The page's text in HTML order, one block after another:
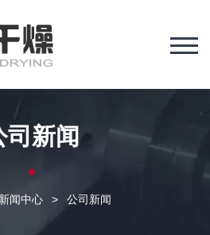
司新闻
新闻中心 > 公司新闻